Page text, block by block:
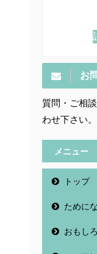
お
質問・ご相
わせ下さい。
メニュー
トップ
ために
おもし